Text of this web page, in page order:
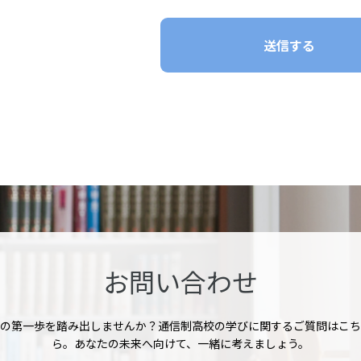
お問い合わせ
第一歩を踏み出しませんか？通信制高校の学びに関するご質問はこ
ら。あなたの未来へ向けて、一緒に考えましょう。